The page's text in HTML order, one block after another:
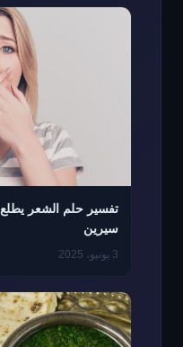
تفسير حلم الشعر
سيرين
3 يونيو، 2025